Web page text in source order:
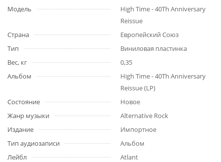
Модель
High Time - 40Th Anniversary
Reissue
Страна
Европейский Союз
Тип
Виниловая пластинка
Вес, кг
0,35
Альбом
High Time - 40Th Anniversary
Reissue (LP)
Состояние
Новое
Жанр музыки
Alternative Rock
Издание
Импортное
Тип аудиозаписи
Альбом
Лейбл
Atlant